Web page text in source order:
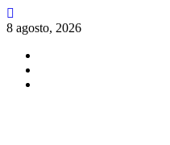
Saltar
al
8 agosto, 2026